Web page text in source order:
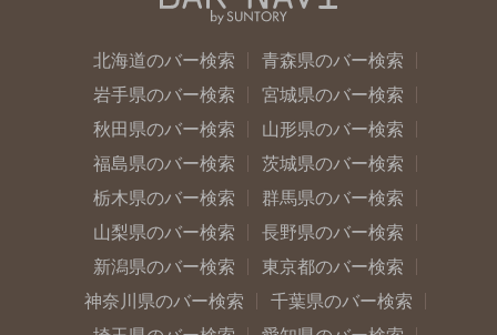
北海道のバー検索
青森県のバー検索
岩手県のバー検索
宮城県のバー検索
秋田県のバー検索
山形県のバー検索
福島県のバー検索
茨城県のバー検索
栃木県のバー検索
群馬県のバー検索
山梨県のバー検索
長野県のバー検索
新潟県のバー検索
東京都のバー検索
神奈川県のバー検索
千葉県のバー検索